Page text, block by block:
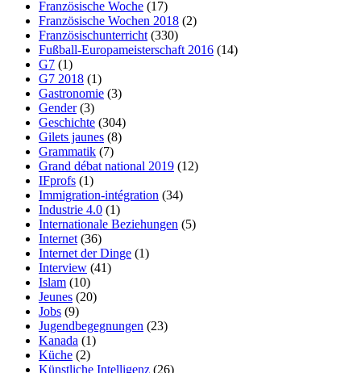
Französische Woche (17)
Französische Wochen 2018 (2)
Französischunterricht (330)
Fußball-Europameisterschaft 2016 (14)
G7 (1)
G7 2018 (1)
Gastronomie (3)
Gender(3)
Geschichte (304)
Gilets jaunes (8)
Grammatik (7)
Grand débat national 2019 (12)
IFprofs (1)
Immigration-intégration (34)
Industrie 4.0 (1)
Internationale Beziehungen (5)
Internet (36)
Internet der Dinge (1)
Interview (41)
Islam (10)
Jeunes (20)
Jobs (9)
Jugendbegegnungen (23)
Kanada (1)
Küche (2)
Künstliche Intelligenz (26)